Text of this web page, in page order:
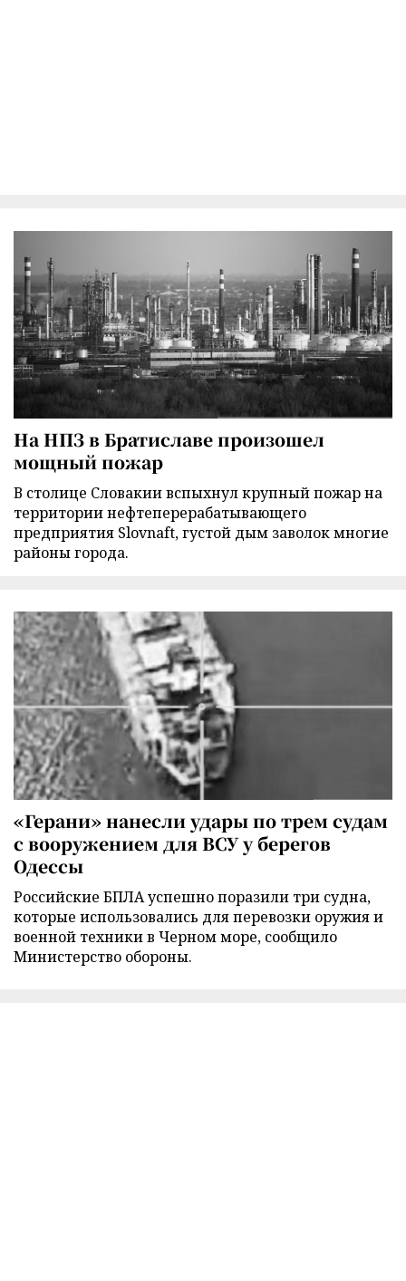
На НПЗ в Братиславе произошел
мощный пожар
В столице Словакии вспыхнул крупный пожар на
территории нефтеперерабатывающего
предприятия Slovnaft, густой дым заволок многие
районы города.
«Герани» нанесли удары по трем судам
с вооружением для ВСУ у берегов
Одессы
Российские БПЛА успешно поразили три судна,
которые использовались для перевозки оружия и
военной техники в Черном море, сообщило
Министерство обороны.